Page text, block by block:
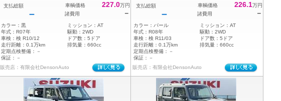
支払総額
－
車輌価格 227.0万円
諸費用
－
カラー： 黒 ミッション： AT
年式： R07年 駆動： 2WD
車検： 検 R10/12 ドア数： 5ドア
走行距離： 0.1万km 排気量： 660cc
定期点検整備：
－
保証：
－
販売店：有限会社DensonAuto
支払総額
－
車輌価格 226.1万円
諸費用
－
カラー： パール ミッション： AT
年式： R08年 駆動： 2WD
車検： 検 R11/03 ドア数： 5ドア
走行距離： 0.1万km 排気量： 660cc
定期点検整備：
－
保証：
－
販売店：有限会社DensonAuto